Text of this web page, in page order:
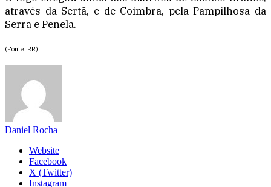
através da Sertã, e de Coimbra, pela Pampilhosa da
Serra e Penela.
(Fonte: RR)
Daniel Rocha
Website
Facebook
X (Twitter)
Instagram